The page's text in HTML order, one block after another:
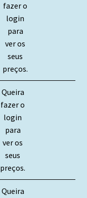
fazer o
login
para
ver os
seus
preços.
Queira
fazer o
login
para
ver os
seus
preços.
Queira